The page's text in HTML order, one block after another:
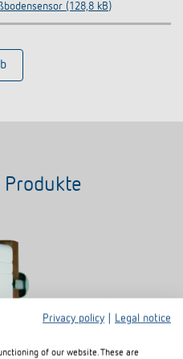
(128,8 kB)
Privacy policy
Legal notice
of our website. These are